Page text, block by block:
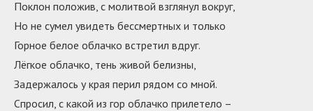
Поклон положив, с молитвой взглянул вокруг,
Но не сумел увидеть бессмертных и только
Горное белое облачко встретил вдруг.
Лёгкое облачко, тень живой белизны,
Задержалось у края перил рядом со мной.
Спросил, с какой из гор облачко прилетело –